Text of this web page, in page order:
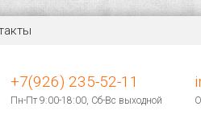
+7(926) 235-52-11
Пн-Пт 9:00-18:00, Сб-Вс выходной